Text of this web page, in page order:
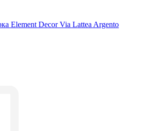
Element Decor Via Lattea Argento